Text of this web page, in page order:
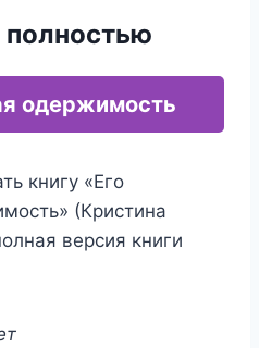
полностью
одержимость
книгу «Его
(Кристина
версия книги